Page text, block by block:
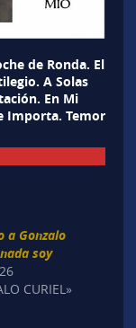
de Ronda. El
A Solas
En Mi
Importa. Temor
a Gonzalo
soy
CURIEL»